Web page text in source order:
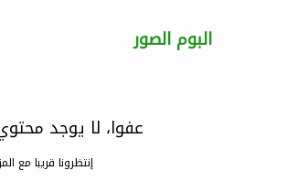
البوم الصور
عفوا، لا يوجد
إنتظرونا قريبا مع